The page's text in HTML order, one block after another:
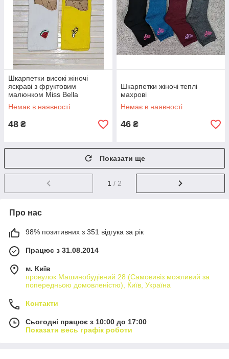
Шкарпетки високі жіночі
яскраві з фруктовим
малюнком Miss Bella
Немає в наявності
48 ₴
Шкарпетки жіночі теплі
махрові
Немає в наявності
46 ₴
Показати ще
1 / 2
Про нас
98% позитивних з 351 відгука за рік
Працює з 31.08.2014
м. Київ
провулок Машинобудівний 28 (Самовивіз можливий за
попередньою домовленістю), Київ, Україна
Контакти
Сьогодні працює з 10:00 до 17:00
Показати весь графік роботи